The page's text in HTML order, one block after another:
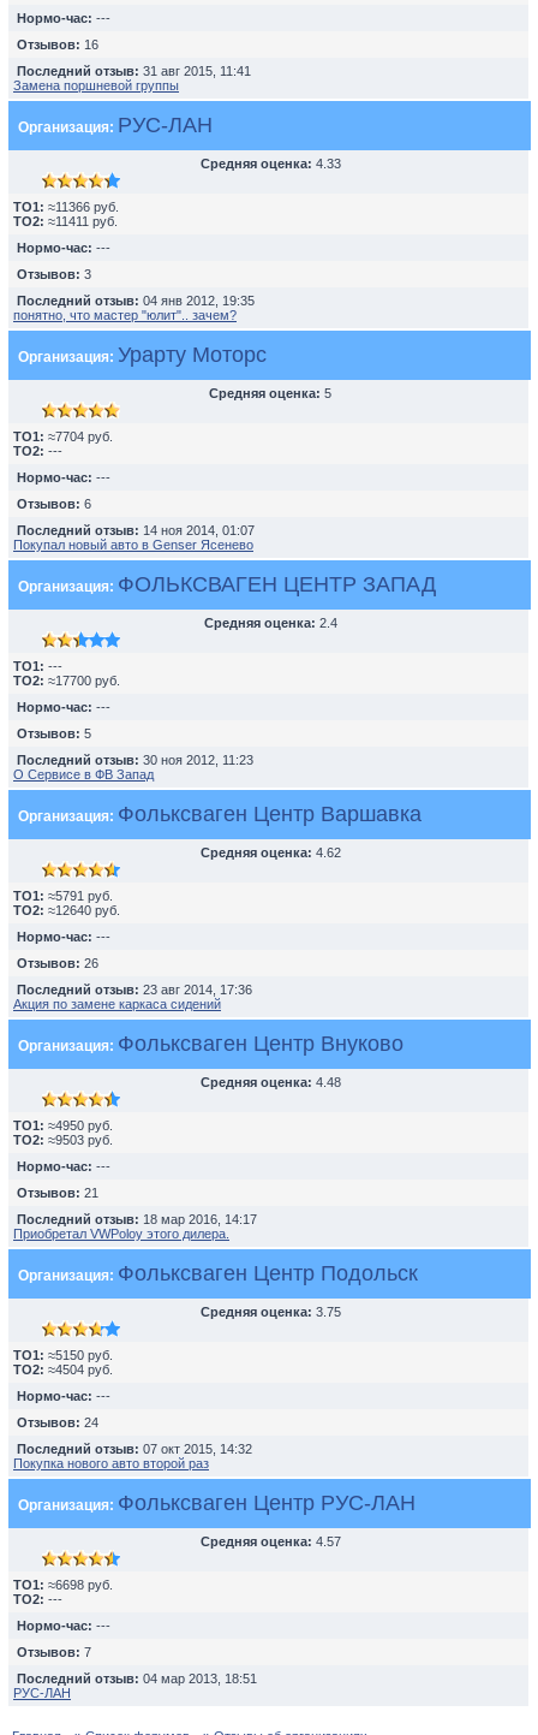
Нормо-час: ---
Отзывов: 16
Последний отзыв: 31 авг 2015, 11:41
Замена поршневой группы
Организация: РУС-ЛАН
Средняя оценка: 4.33
TO1: ≈11366 руб.
TO2: ≈11411 руб.
Нормо-час: ---
Отзывов: 3
Последний отзыв: 04 янв 2012, 19:35
понятно, что мастер "юлит".. зачем?
Организация: Урарту Моторс
Средняя оценка: 5
TO1: ≈7704 руб.
TO2: ---
Нормо-час: ---
Отзывов: 6
Последний отзыв: 14 ноя 2014, 01:07
Покупал новый авто в Genser Ясенево
Организация: ФОЛЬКСВАГЕН ЦЕНТР ЗАПАД
Средняя оценка: 2.4
TO1: ---
TO2: ≈17700 руб.
Нормо-час: ---
Отзывов: 5
Последний отзыв: 30 ноя 2012, 11:23
О Сервисе в ФВ Запад
Организация: Фольксваген Центр Варшавка
Средняя оценка: 4.62
TO1: ≈5791 руб.
TO2: ≈12640 руб.
Нормо-час: ---
Отзывов: 26
Последний отзыв: 23 авг 2014, 17:36
Акция по замене каркаса сидений
Организация: Фольксваген Центр Внуково
Средняя оценка: 4.48
TO1: ≈4950 руб.
TO2: ≈9503 руб.
Нормо-час: ---
Отзывов: 21
Последний отзыв: 18 мар 2016, 14:17
Приобретал VWPoloу этого дилера.
Организация: Фольксваген Центр Подольск
Средняя оценка: 3.75
TO1: ≈5150 руб.
TO2: ≈4504 руб.
Нормо-час: ---
Отзывов: 24
Последний отзыв: 07 окт 2015, 14:32
Покупка нового авто второй раз
Организация: Фольксваген Центр РУС-ЛАН
Средняя оценка: 4.57
TO1: ≈6698 руб.
TO2: ---
Нормо-час: ---
Отзывов: 7
Последний отзыв: 04 мар 2013, 18:51
РУС-ЛАН